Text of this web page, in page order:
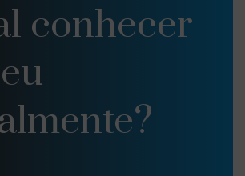
conhecer